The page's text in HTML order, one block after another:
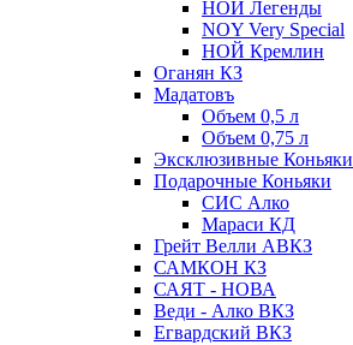
НОЙ Легенды
NOY Very Speсial
НОЙ Кремлин
Оганян КЗ
Мадатовъ
Объем 0,5 л
Объем 0,75 л
Эксклюзивные Коньяки
Подарочные Коньяки
СИС Алко
Мараси КД
Грейт Велли АВКЗ
САМКОН КЗ
САЯТ - НОВА
Веди - Алко ВКЗ
Егвардский ВКЗ